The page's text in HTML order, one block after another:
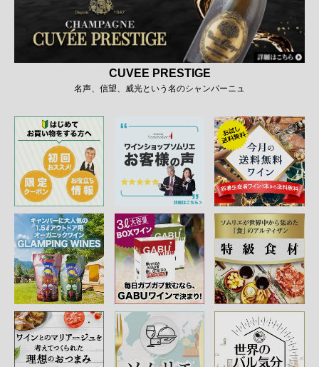
CUVEE PRESTIGE
名声、信望、威光という名のシャンパーニュ